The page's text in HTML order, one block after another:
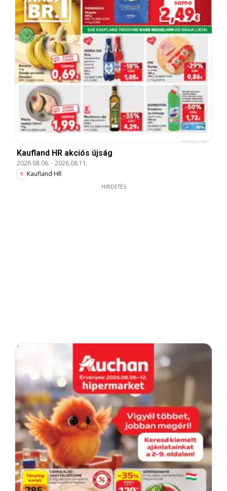
Kaufland HR akciós újság
2026.08.06. -2026.08.11.
Kaufland HR
HIRDETÉS